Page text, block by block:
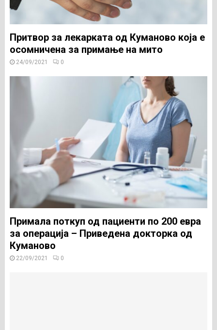
Притвор за лекарката од Куманово која е
осомничена за примање на мито
24/09/2021 0
Примала поткуп од пациенти по 200 евра
за операција – Приведена докторка од
Куманово
22/09/2021 0